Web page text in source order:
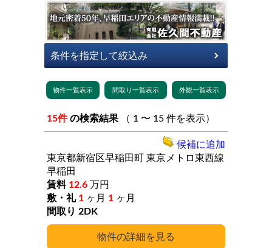
15件 の検索結果 （ 1 〜 15 件を表示）
詳細
東京都新宿区早稲田町 東京メトロ東西線
早稲田
12.6 万円
1 ヶ月 1 ヶ月
2DK
候補に追加